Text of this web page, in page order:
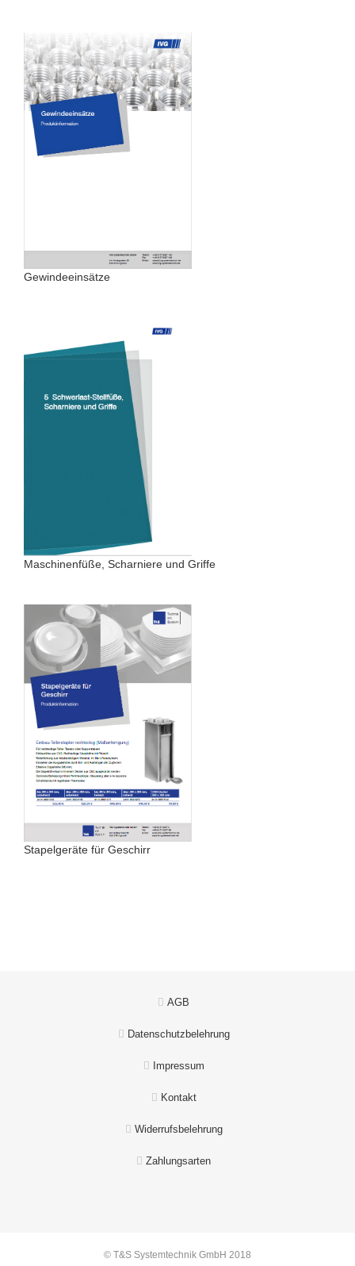
Gewindeeinsätze
Maschinenfüße, Scharniere und Griffe
Stapelgeräte für Geschirr
AGB
Datenschutzbelehrung
Impressum
Kontakt
Widerrufsbelehrung
Zahlungsarten
© T&S Systemtechnik GmbH 2018